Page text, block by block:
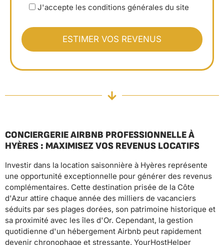
J'accepte les conditions générales du site
CONCIERGERIE AIRBNB PROFESSIONNELLE À
HYÈRES : MAXIMISEZ VOS REVENUS LOCATIFS
Investir dans la location saisonnière à Hyères représente
une opportunité exceptionnelle pour générer des revenus
complémentaires. Cette destination prisée de la Côte
d'Azur attire chaque année des milliers de vacanciers
séduits par ses plages dorées, son patrimoine historique et
sa proximité avec les îles d'Or. Cependant, la gestion
quotidienne d'un hébergement Airbnb peut rapidement
devenir chronophage et stressante. YourHostHelper